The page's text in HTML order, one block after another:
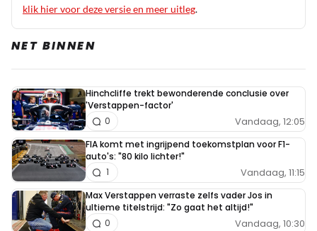
klik hier voor deze versie en meer uitleg.
NET BINNEN
Hinchcliffe trekt bewonderende conclusie over
'Verstappen-factor'
Vandaag, 12:05
0
FIA komt met ingrijpend toekomstplan voor F1-
auto's: "80 kilo lichter!"
Vandaag, 11:15
1
Max Verstappen verraste zelfs vader Jos in
ultieme titelstrijd: "Zo gaat het altijd!"
Vandaag, 10:30
0